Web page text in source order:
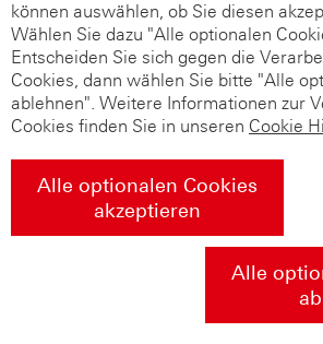
können auswählen, ob Sie diesen
Wählen Sie dazu "Alle optionalen
Entscheiden Sie sich gegen die
Cookies, dann wählen Sie bitte "Alle
ablehnen". Weitere Informationen zur
Cookies finden Sie in unseren Cookie
Alle optionalen Cookies
akzeptieren
Alle